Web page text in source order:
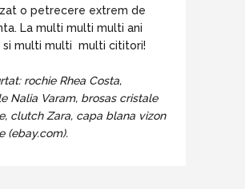
o petrecere extrem de
La multi multi multi ani
si multi multi multi cititori!
rochie Rhea Costa,
Nalia Varam, brosas cristale
clutch Zara, capa blana vizon
(ebay.com).